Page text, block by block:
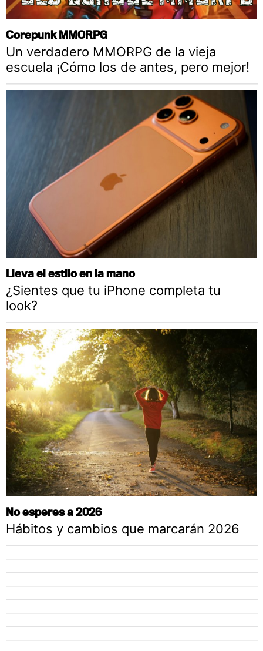
Corepunk MMORPG
Un verdadero MMORPG de la vieja
escuela ¡Cómo los de antes, pero mejor!
Lleva el estilo en la mano
¿Sientes que tu iPhone completa tu
look?
No esperes a 2026
Hábitos y cambios que marcarán 2026